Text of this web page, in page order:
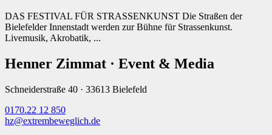
DAS FESTIVAL FÜR STRASSENKUNST Die Straßen der
Bielefelder Innenstadt werden zur Bühne für Strassenkunst.
Livemusik, Akrobatik, ...
Henner Zimmat · Event & Media
Schneiderstraße 40 · 33613 Bielefeld
0170.22 12 850
hz@extrembeweglich.de